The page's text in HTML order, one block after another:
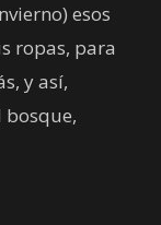
esos
ropas, para
y así,